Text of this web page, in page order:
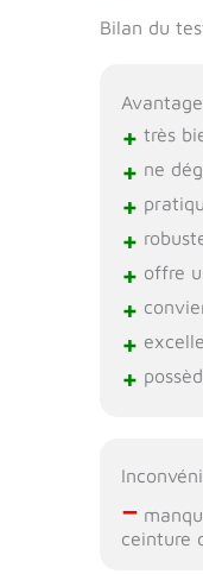
Bilan du
+ très
+ ne
+
+
+ offre
+
+
+
–
ceinture